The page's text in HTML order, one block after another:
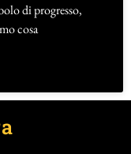
di progresso,
cosa